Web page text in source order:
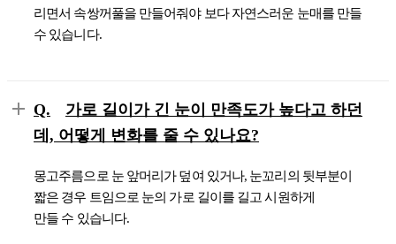
리면서 속쌍꺼풀을 만들어줘야 보다 자연스러운 눈매를 만들
수 있습니다.
Q.
가로 길이가 긴 눈이 만족도가 높다고 하던
데, 어떻게 변화를 줄 수 있나요?
몽고주름으로 눈 앞머리가 덮여 있거나, 눈꼬리의 뒷부분이
짧은 경우 트임으로 눈의 가로 길이를 길고 시원하게
만들 수 있습니다.